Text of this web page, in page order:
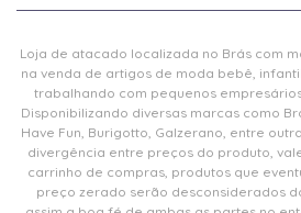
Loja de atacado localizada no Brás com
na venda de artigos de moda bebê,
trabalhando com pequenos
Disponibilizando diversas marcas como
Have Fun, Burigotto, Galzerano, entre
divergência entre preços do produto,
carrinho de compras, produtos que
preço zerado serão desconsiderados